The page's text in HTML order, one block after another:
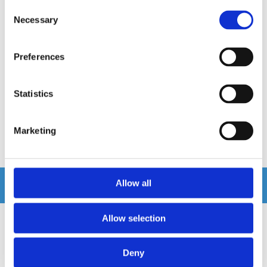
Selection
Necessary
Preferences
Statistics
Marketing
Allow all
Allow selection
Deny
Passar VW
Snabblager 1-3 dagar
Finns i lagershop Göteborg